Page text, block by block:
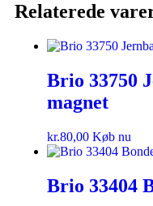
Relaterede
Brio 33750
magnet
kr.80,00 Køb nu
Brio 33404